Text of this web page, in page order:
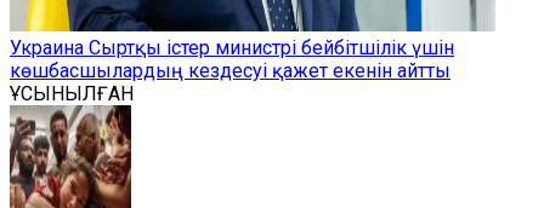
Украина Сыртқы істер министрі бейбітшілік үшін
көшбасшылардың кездесуі қажет екенін айтты
ҰСЫНЫЛҒАН